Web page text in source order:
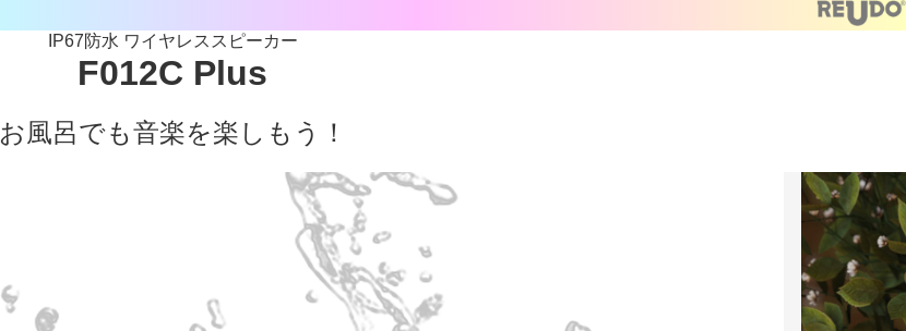
IP67防水 ワイヤレススピーカー
F012C Plus
お風呂でも音楽を楽しもう！